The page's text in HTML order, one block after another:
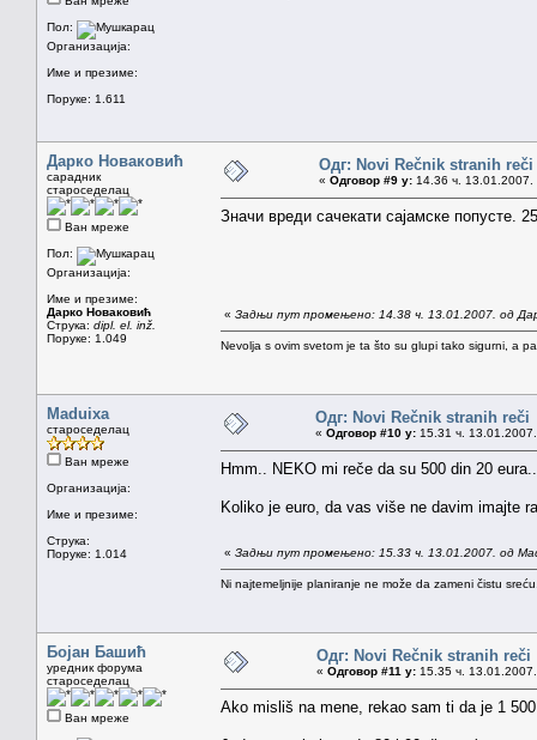
Пол:
Организација:
Име и презиме:
Поруке: 1.611
Дарко Новаковић
сарадник
староседелац
Ван мреже
Пол:
Организација:
Име и презиме:
Дарко Новаковић
Струка: dipl. el. inž.
Поруке: 1.049
Одг: Novi Rečnik stranih reči
« Одговор #9 у: 14.36 ч. 13.01.2007.
Значи вреди сачекати сајамске попусте.
« Задњи пут промењено: 14.38 ч. 13.01.2007. од
Nevolja s ovim svetom je ta što su glupi tako sigurni, a
Maduixa
староседелац
Ван мреже
Организација:
Име и презиме:
Струка:
Поруке: 1.014
Одг: Novi Rečnik stranih reči
« Одговор #10 у: 15.31 ч.
Hmm.. NEKO mi reče da su 500 din 20
Koliko je euro, da vas više ne davim imajte
« Задњи пут промењено: 15.33 ч. 13.01.2007. од
Ni najtemeljnije planiranje ne može da zameni čistu
Бојан Башић
уредник форума
староседелац
Ван мреже
Одг: Novi Rečnik stranih reči
« Одговор #11 у: 15.35 ч.
Ako misliš na mene, rekao sam ti da je 1